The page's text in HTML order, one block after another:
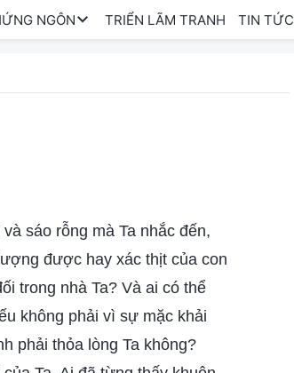
NGÔN TRIỂN LÃM TRANH TIN TỨC
sáo rỗng mà Ta nhắc đến,
được hay xác thịt của con
trong nhà Ta? Và ai có thể
không phải vì sự mặc khải
phải thỏa lòng Ta không?